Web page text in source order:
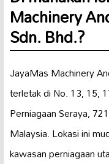
Machinery
Sdn. Bhd.?
JayaMas Machinery
terletak di No. 13, 15,
Perniagaan Seraya,
Malaysia. Lokasi ini
kawasan perniagaan